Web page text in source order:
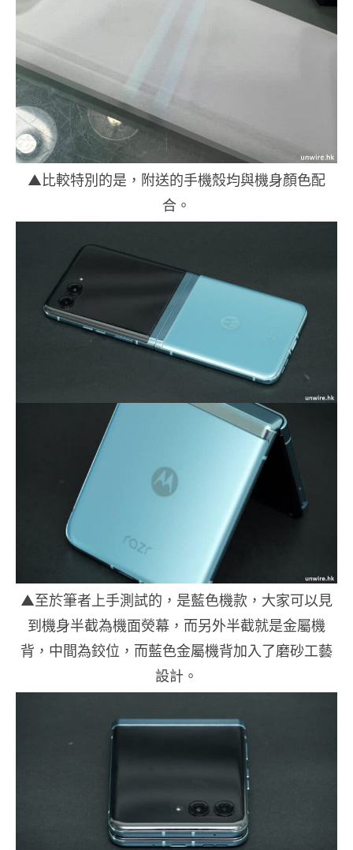
▲比較特別的是，附送的手機殼均與機身顏色配
合。
▲至於筆者上手測試的，是藍色機款，大家可以見
到機身半截為機面熒幕，而另外半截就是金屬機
背，中間為鉸位，而藍色金屬機背加入了磨砂工藝
設計。